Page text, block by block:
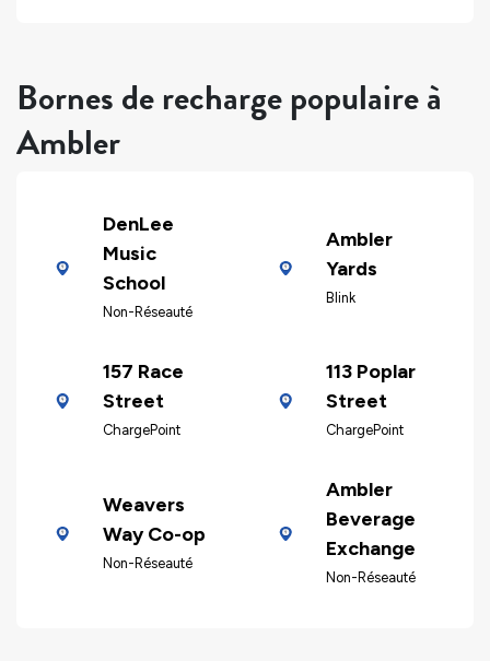
Bornes de recharge populaire à
Ambler
DenLee
Music
School
Non-Réseauté
Ambler
Yards
Blink
157 Race
Street
ChargePoint
113 Poplar
Street
ChargePoint
Weavers
Way Co-op
Non-Réseauté
Ambler
Beverage
Exchange
Non-Réseauté